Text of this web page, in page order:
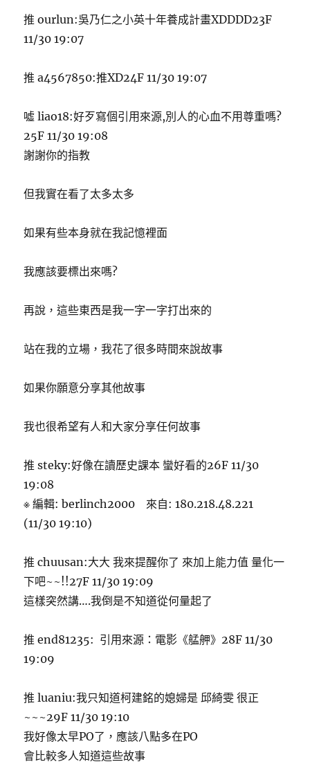
推 ourlun:吳乃仁之小英十年養成計畫XDDDD23F
11/30 19:07
推 a4567850:推XD24F 11/30 19:07
噓 liao18:好歹寫個引用來源,別人的心血不用尊重嗎?
25F 11/30 19:08
謝謝你的指教
但我實在看了太多太多
如果有些本身就在我記憶裡面
我應該要標出來嗎?
再說，這些東西是我一字一字打出來的
站在我的立場，我花了很多時間來說故事
如果你願意分享其他故事
我也很希望有人和大家分享任何故事
推 steky:好像在讀歷史課本 蠻好看的26F 11/30
19:08
※ 編輯: berlinch2000 來自: 180.218.48.221
(11/30 19:10)
推 chuusan:大大 我來提醒你了 來加上能力值 量化一
下吧~~!!27F 11/30 19:09
這樣突然講….我倒是不知道從何量起了
推 end81235: 引用來源：電影《艋舺》28F 11/30
19:09
推 luaniu:我只知道柯建銘的媳婦是 邱綺雯 很正
~~~29F 11/30 19:10
我好像太早PO了，應該八點多在PO
會比較多人知道這些故事